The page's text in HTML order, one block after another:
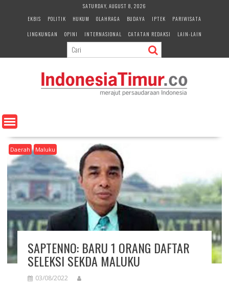
e
n
SATURDAY, AUGUST 8, 2026
EKBIS
POLITIK HUKUM OLAHRAGA BUDAYA IPTEK
PARIWISATA
LINGKUNGAN
OPINI INTERNASIONAL CATATAN REDAKSI LAIN-LAIN
Daerah Maluku
SAPTENNO: BARU 1 ORANG DAFTAR
SELEKSI SEKDA MALUKU
03/08/2022